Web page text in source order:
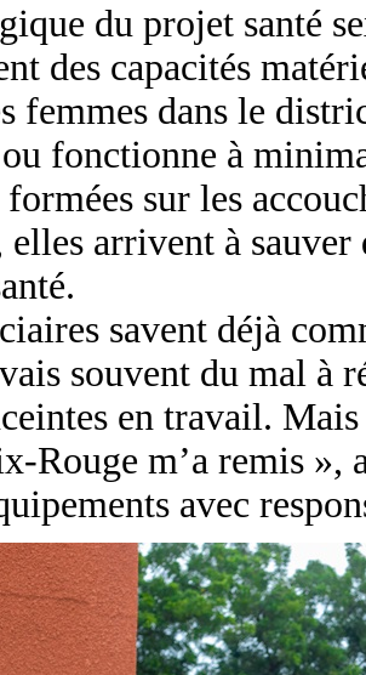
du projet santé
des capacités
femmes dans le
fonctionne à
sur les
elles arrivent à
savent déjà
souvent du mal à
en travail.
Rouge m’a remis »,
avec